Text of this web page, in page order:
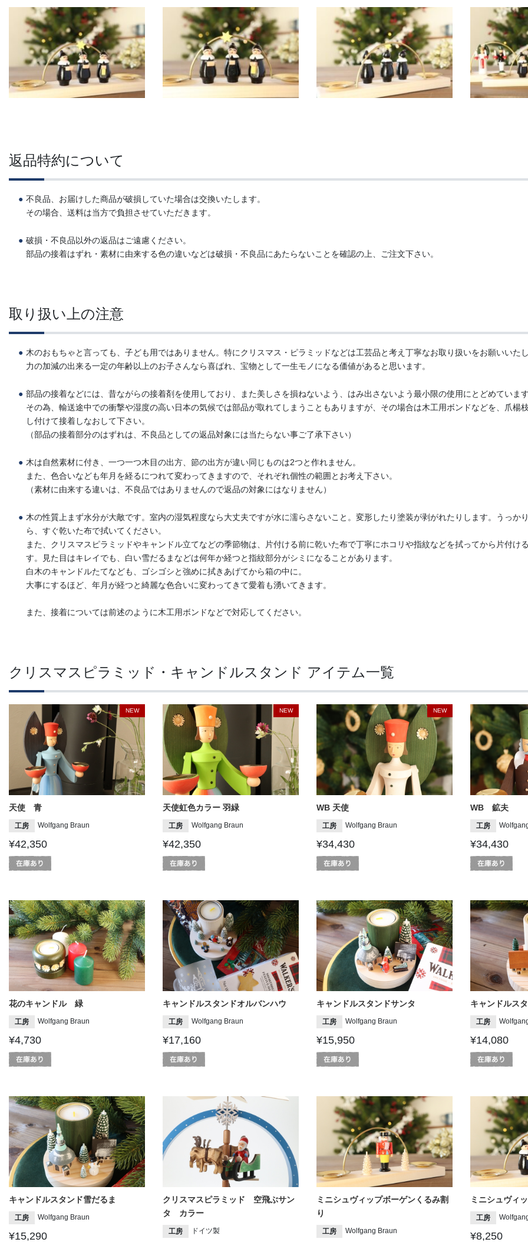
返品特約について
不良品、お届けした商品が破損していた場合は交換いたします。
その場合、送料は当方で負担させていただきます。
破損・不良品以外の返品はご遠慮ください。
部品の接着はずれ・素材に由来する色の違いなどは破損・不良品にあたらないことを確認の上、ご注文下さい。
取り扱い上の注意
木のおもちゃと言っても、子ども用ではありません。特にクリスマス・ピラミッドなどは工芸品と考え丁寧なお取り扱いをお願いいたし
力の加減の出来る一定の年齢以上のお子さんなら喜ばれ、宝物として一生モノになる価値があると思います。
部品の接着などには、昔ながらの接着剤を使用しており、また美しさを損ねないよう、はみ出さないよう最小限の使用にとどめています
その為、輸送途中での衝撃や湿度の高い日本の気候では部品が取れてしまうこともありますが、その場合は木工用ボンドなどを、爪楊
し付けて接着しなおして下さい。
（部品の接着部分のはずれは、不良品としての返品対象には当たらない事ご了承下さい）
木は自然素材に付き、一つ一つ木目の出方、節の出方が違い同じものは2つと作れません。
また、色合いなども年月を経るにつれて変わってきますので、それぞれ個性の範囲とお考え下さい。
（素材に由来する違いは、不良品ではありませんので返品の対象にはなりません）
木の性質上まず水分が大敵です。室内の湿気程度なら大丈夫ですが水に濡らさないこと。変形したり塗装が剥がれたりします。うっか
ら、すぐ乾いた布で拭いてください。
また、クリスマスピラミッドやキャンドル立てなどの季節物は、片付ける前に乾いた布で丁寧にホコリや指紋などを拭ってから片付け
す。見た目はキレイでも、白い雪だるまなどは何年か経つと指紋部分がシミになることがあります。
白木のキャンドルたてなども、ゴシゴシと強めに拭きあげてから箱の中に。
大事にするほど、年月が経つと綺麗な色合いに変わってきて愛着も湧いてきます。
また、接着については前述のように木工用ボンドなどで対応してください。
クリスマスピラミッド・キャンドルスタンド アイテム一覧
NEW
天使 青
工房 Wolfgang Braun
¥42,350
NEW
天使虹色カラー 羽緑
工房 Wolfgang Braun
¥42,350
NEW
WB 天使
工房 Wolfgang Braun
¥34,430
WB 鉱夫
工房
¥34,430
花のキャンドル 緑
工房 Wolfgang Braun
¥4,730
キャンドルスタンドオルバンハウ
工房 Wolfgang Braun
¥17,160
キャンドルスタンドサンタ
工房 Wolfgang Braun
¥15,950
キャンドルス
工房
¥14,080
キャンドルスタンド雪だるま
工房 Wolfgang Braun
¥15,290
クリスマスピラミッド 空飛ぶサン
タ カラー
工房 ドイツ製
ミニシュヴィップボーゲンくるみ割
り
工房 Wolfgang Braun
ミニシュヴィ
工房
¥8,250